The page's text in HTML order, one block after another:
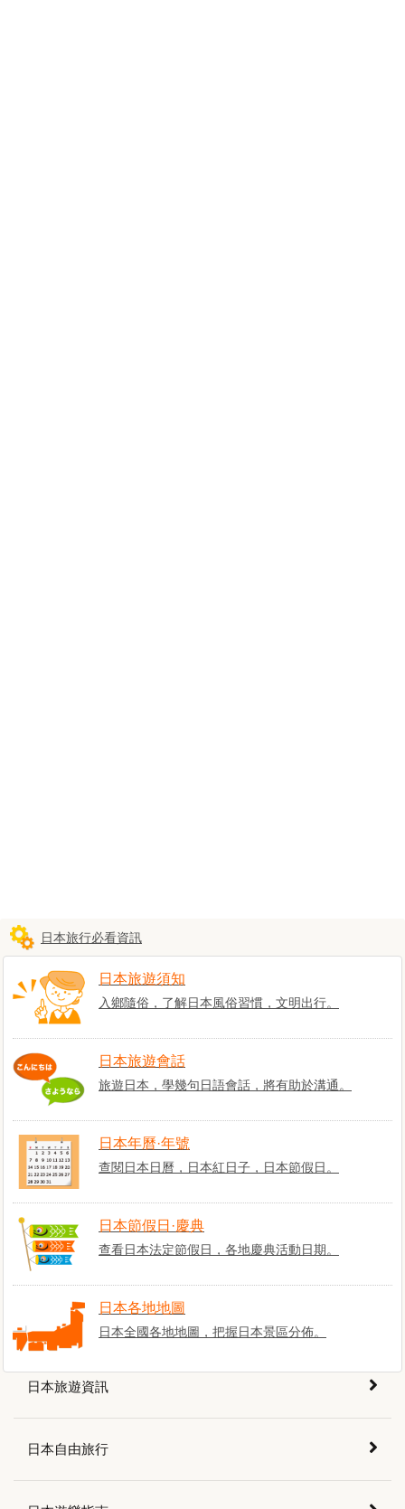
日本旅行必看資訊
日本旅遊須知
入鄉隨俗，了解日本風俗習慣，文明出行。
日本旅遊會話
旅遊日本，學幾句日語會話，將有助於溝通。
日本年曆·年號
查閱日本日曆，日本紅日子，日本節假日。
日本節假日·慶典
查看日本法定節假日，各地慶典活動日期。
日本各地地圖
日本全國各地地圖，把握日本景區分佈。
日本旅遊景點介紹
日本酒店預訂
日本購物資訊
日本美食介紹
日本溫泉介紹
日本交通資訊
日本旅遊資訊
日本自由旅行